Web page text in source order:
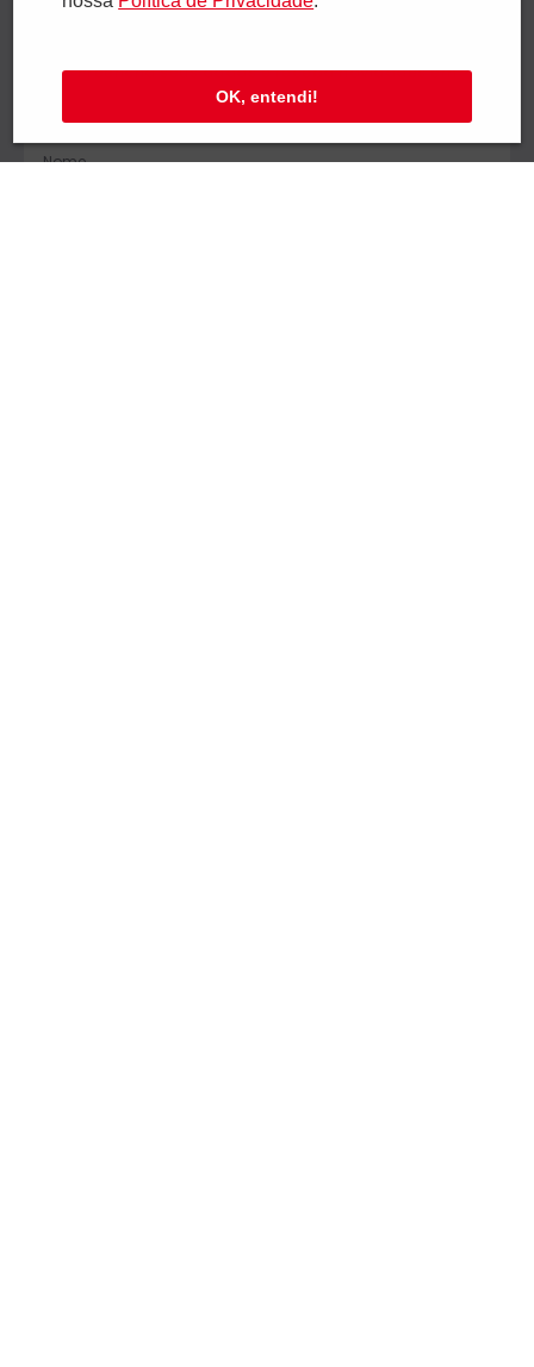
Preencha seus dados e receba novidades em
seu e-mail.
OK, entendi!